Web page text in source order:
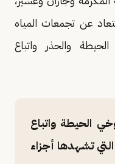
عن تجمعات المياه
والحذر واتباع
الحيطة واتباع
التي تشهدها أجزاء